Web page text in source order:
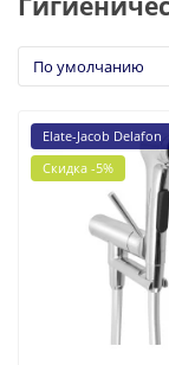
Elate-Jacob Delafon
Скидка -5%